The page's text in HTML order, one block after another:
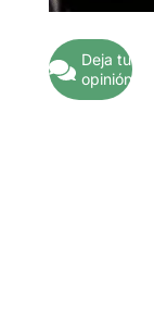
Deja tu
opinión